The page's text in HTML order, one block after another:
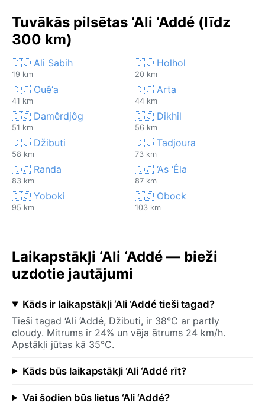
Tuvākās pilsētas ‘Ali ‘Addé (līdz
300 km)
🇩🇯 Ali Sabih
19 km
🇩🇯 Holhol
20 km
🇩🇯 Ouê‘a
41 km
🇩🇯 Arta
44 km
🇩🇯 Damêrdjôg
51 km
🇩🇯 Dikhil
56 km
🇩🇯 Džibuti
58 km
🇩🇯 Tadjoura
73 km
🇩🇯 Randa
83 km
🇩🇯 ‘As ‘Êla
87 km
🇩🇯 Yoboki
95 km
🇩🇯 Obock
103 km
Laikapstākļi ‘Ali ‘Addé — bieži
uzdotie jautājumi
Kāds ir laikapstākļi ‘Ali ‘Addé tieši tagad?
Tieši tagad ‘Ali ‘Addé, Džibuti, ir 38°C ar partly
cloudy. Mitrums ir 24% un vēja ātrums 24 km/h.
Apstākļi jūtas kā 35°C.
Kāds būs laikapstākļi ‘Ali ‘Addé rīt?
Vai šodien būs lietus ‘Ali ‘Addé?